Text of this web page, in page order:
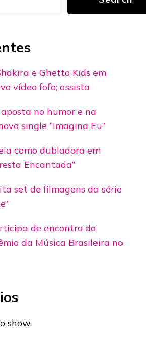
e Ghetto Kids em
vídeo fofo; assista
no humor e na
single “Imagina Eu”
como dubladora em
Encantada”
set de filmagens da série
de encontro do
da Música Brasileira no
show.